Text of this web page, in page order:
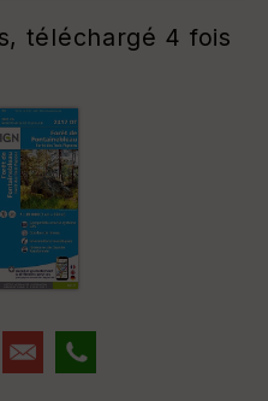
téléchargé 4 fois